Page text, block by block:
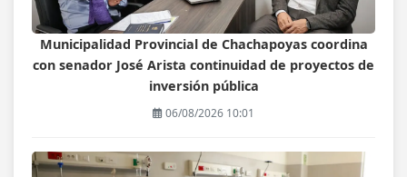
Municipalidad Provincial de Chachapoyas coordina
con senador José Arista continuidad de proyectos de
inversión pública
06/08/2026 10:01